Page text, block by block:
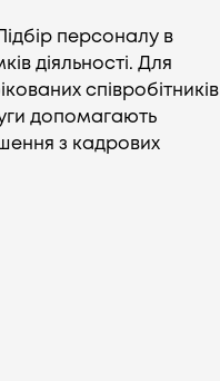
персоналу в
діяльності. Для
співробітників
допомагають
з кадрових